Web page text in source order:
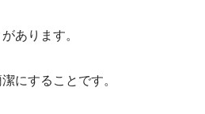
あります。
にすることです。